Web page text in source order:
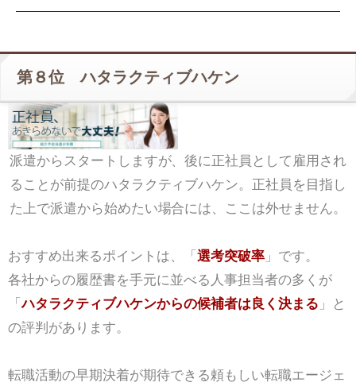
第８位 ハタラクティブハケン
派遣からスタートしますが、後に正社員として雇用され
ることが前提のハタラクティブハケン。正社員を目指し
た上で派遣から始めたい場合には、ここは外せません。
おすすめ出来るポイントは、「 選考突破率」です。
各社からの履歴書を手元に並べる人事担当者の多くが
「ハタラクティブハケンからの候補者は良く決まる 」と
の評判があります。
転職活動の早期決着が期待できる頼もしい転職エージェ